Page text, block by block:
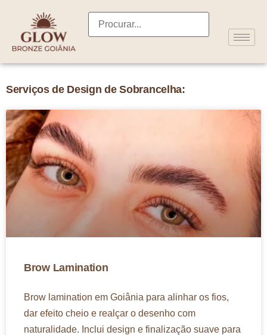
Serviços de Design de Sobrancelha:
Brow Lamination
Brow lamination em Goiânia para alinhar os fios,
dar efeito cheio e realçar o desenho com
naturalidade. Inclui design e finalização suave para